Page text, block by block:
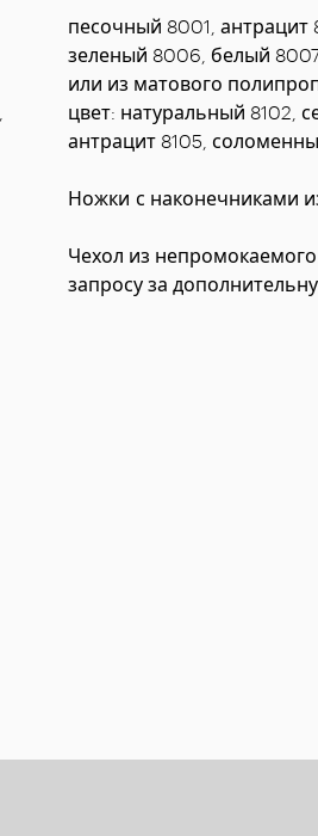
песочный 8001,
зеленый 8006, белый
или из матового
цвет: натуральный 8102,
антрацит 8105,
Ножки с наконечниками
Чехол из
запросу за